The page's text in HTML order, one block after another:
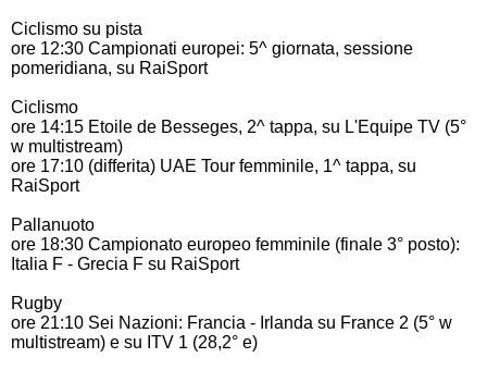
Ciclismo su pista
ore 12:30 Campionati europei: 5^ giornata, sessione
pomeridiana, su RaiSport
Ciclismo
ore 14:15 Etoile de Besseges, 2^ tappa, su L'Equipe TV (5°
w multistream)
ore 17:10 (differita) UAE Tour femminile, 1^ tappa, su
RaiSport
Pallanuoto
ore 18:30 Campionato europeo femminile (finale 3° posto):
Italia F - Grecia F su RaiSport
Rugby
ore 21:10 Sei Nazioni: Francia - Irlanda su France 2 (5° w
multistream) e su ITV 1 (28,2° e)